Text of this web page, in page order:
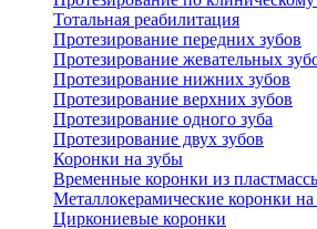
Тотальная реабилитация
Протезирование передних зубов
Протезирование жевательных
Протезирование нижних зубов
Протезирование верхних зубов
Протезирование одного зуба
Протезирование двух зубов
Коронки на зубы
Временные коронки из
Металлокерамические коронки
Циркониевые коронки